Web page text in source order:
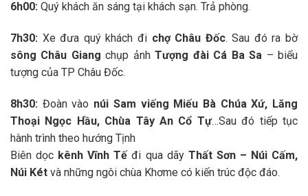
6h00: Quý khách ăn sáng tại khách sạn. Trả phòng.
7h30: Xe đưa quý khách đi chợ Châu Đốc. Sau đó ra bờ
sông Châu Giang chụp ảnhTượng đài Cá Ba Sa – biểu
tượng của TP Châu Đốc.
8h30: Đoàn vào núi Sam viếng Miếu Bà Chúa Xứ, Lăng
Thoại Ngọc Hầu, Chùa Tây An Cổ Tự…Sau đó tiếp tục
hành trình theo hướng Tịnh
Biên dọc kênh Vĩnh Tếđi qua dãy Thất Sơn – Núi Cấm,
Núi Két và những ngôi chùa Khơme có kiến trúc độc đáo.